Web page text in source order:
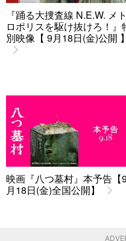
『踊る大捜査線 N.E.W. メト
ロポリスを駆け抜けろ！』
別映像【 9月18日(金)公開 】
映画『八つ墓村』本予告【
月18日(金)全国公開】